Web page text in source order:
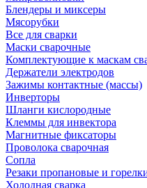
Блендеры и миксеры
Мясорубки
Все для сварки
Маски сварочные
Комплектующие к маскам
Держатели электродов
Зажимы контактные (массы)
Инверторы
Шланги кислородные
Клеммы для инвектора
Магнитные фиксаторы
Проволока сварочная
Сопла
Резаки пропановые и
Холодная сварка